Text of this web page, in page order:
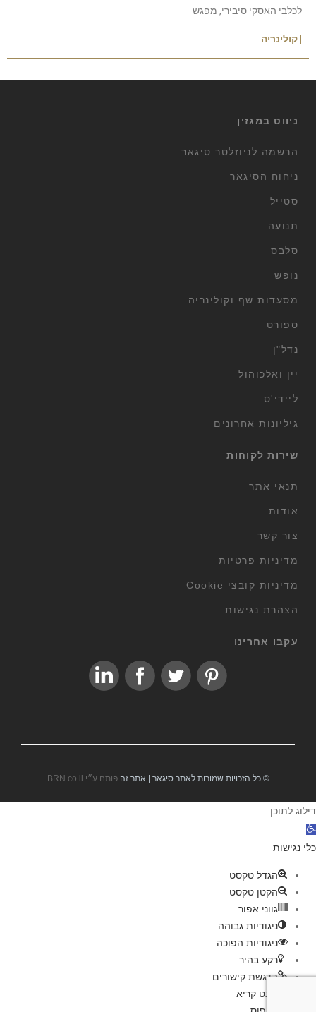
לכלבי האסקי סיבירי, מפגש
| קולינריה
ניווט במגזין
הרשמה לניוזלטר סיגאר
ניחוח הסיגאר
סטייל
תנועה
סלבס
נופש
מסעדות שף וקולינריה
ספורט
נדל"ן
יין ואלכוהול
ליידי'ס
גיליונות אחרונים
שירות לקוחות
תנאי אתר
אודות
צור קשר
מדיניות פרטיות
מדיניות קובצי Cookie
הצהרת נגישות
עקבו אחרינו
© כל הזכויות שמורות לאתר סיגאר | אתר זהפותח ע״י BRN.co.il
דילוג לתוכן
פתח סרגל נגישות
כלי נגישות
הגדל טקסט
הקטן טקסט
גווני אפור
ניגודיות גבוהה
ניגודיות הפוכה
רקע בהיר
הדגשת קישורים
פונט קריא